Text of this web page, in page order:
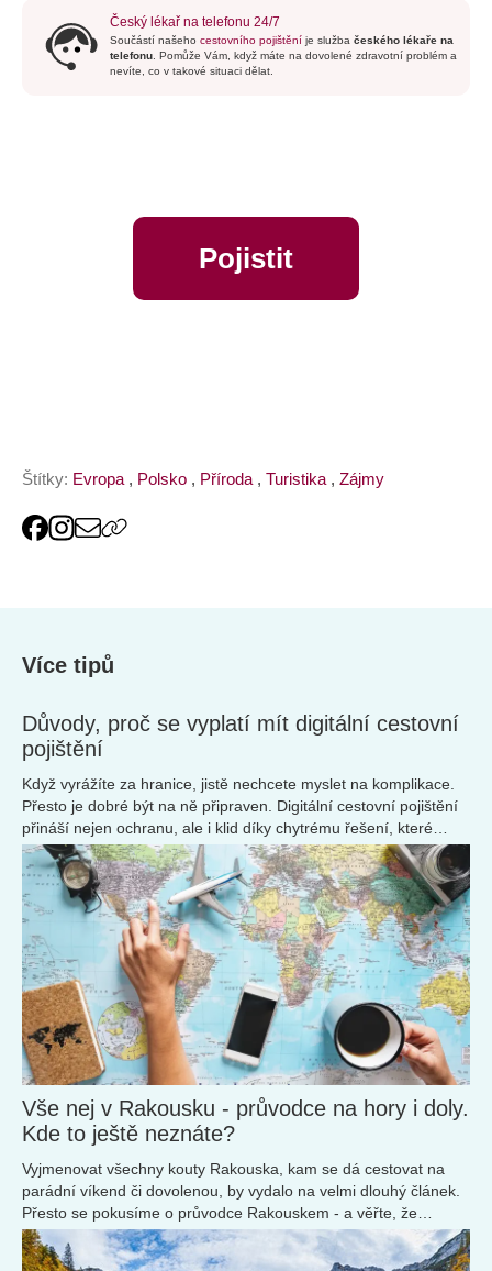
Český lékař na telefonu 24/7
Součástí našeho cestovního pojištěníje služba českého lékaře na
telefonu. Pomůže Vám, když máte na dovolené zdravotní problém a
nevíte, co v takové situaci dělat.
Pojistit
Štítky: Evropa , Polsko , Příroda , Turistika , Zájmy
Více tipů
Důvody, proč se vyplatí mít digitální cestovní
pojištění
Když vyrážíte za hranice, jistě nechcete myslet na komplikace.
Přesto je dobré být na ně připraven. Digitální cestovní pojištění
přináší nejen ochranu, ale i klid díky chytrému řešení, které
máte doslova v kapse.
Vše nej v Rakousku - průvodce na hory i doly.
Kde to ještě neznáte?
Vyjmenovat všechny kouty Rakouska, kam se dá cestovat na
parádní víkend či dovolenou, by vydalo na velmi dlouhý článek.
Přesto se pokusíme o průvodce Rakouskem - a věřte, že
objevování nových míst v této zemi nikdy nekončí!